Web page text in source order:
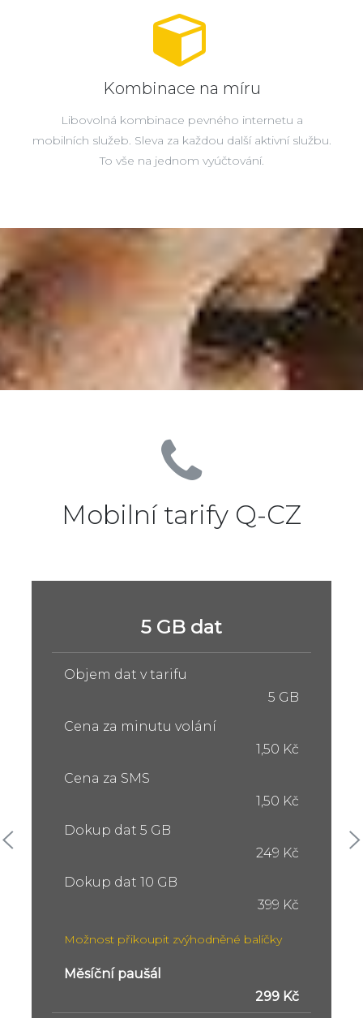
Kombinace na míru
Libovolná kombinace pevného internetu a
mobilních služeb. Sleva za každou další aktivní službu.
To vše na jednom vyúčtování.
Mobilní tarify Q-CZ
5 GB dat
Objem dat v tarifu
5 GB
Cena za minutu volání
1,50 Kč
Cena za SMS
1,50 Kč
Dokup dat 5 GB
249 Kč
Dokup dat 10 GB
399 Kč
Možnost přikoupit zvýhodněné balíčky
Měsíční paušál
299 Kč